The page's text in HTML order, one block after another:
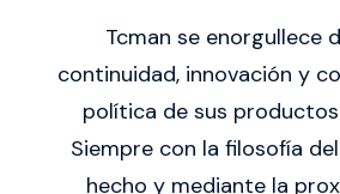
Tcman se enorgullece
continuidad, innovación y
política de sus
Siempre con la filosofía
hecho y mediante la